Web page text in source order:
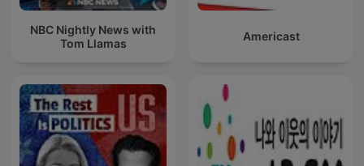
NBC Nightly News with
Tom Llamas
Americast